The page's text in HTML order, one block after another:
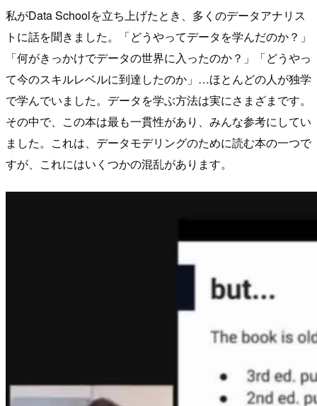
私がData Schoolを立ち上げたとき、多くのデータアナリス
トに話を聞きました。「どうやってデータを学んだのか？」
「何がきっかけでデータの世界に入ったのか？」「どうやっ
て今のスキルレベルに到達したのか」…ほとんどの人が独学
で学んでいました。データを学ぶ方法は実にさまざまです。
その中で、この本は最も一貫性があり、みんな参考にしてい
ました。これは、データモデリングのために読む本の一つで
すが、これにはいくつかの混乱があります。